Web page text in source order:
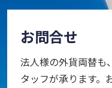
お問合せ
法人様の外貨両替も
タッフが承ります。